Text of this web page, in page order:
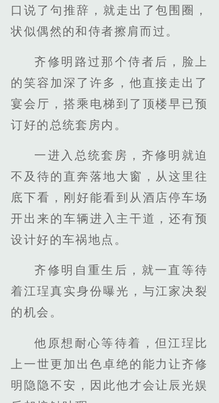
口说了句推辞，就走出了包围圈，
状似偶然的和侍者擦肩而过。
齐修明路过那个侍者后，脸上
的笑容加深了许多，他直接走出了
宴会厅，搭乘电梯到了顶楼早已预
订好的总统套房内。
一进入总统套房，齐修明就迫
不及待的直奔落地大窗，从这里往
底下看，刚好能看到从酒店停车场
开出来的车辆进入主干道，还有预
设计好的车祸地点。
齐修明自重生后，就一直等待
着江珵真实身份曝光，与江家决裂
的机会。
他原想耐心等待着，但江珵比
上一世更加出色卓绝的能力让齐修
明隐隐不安，因此他才会让辰光娱